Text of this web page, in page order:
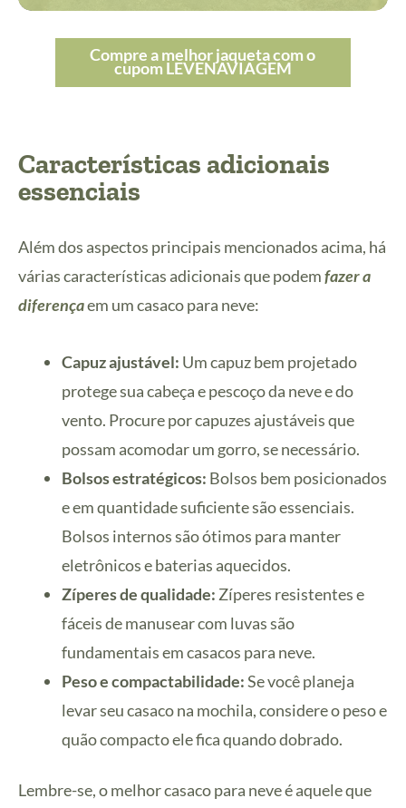
Compre a melhor jaqueta com o
cupom LEVENAVIAGEM
Características adicionais
essenciais
Além dos aspectos principais mencionados acima, há
várias características adicionais que podemfazer a
diferençaem um casaco para neve:
Capuz ajustável: Um capuz bem projetado
protege sua cabeça e pescoço da neve e do
vento. Procure por capuzes ajustáveis que
possam acomodar um gorro, se necessário.
Bolsos estratégicos: Bolsos bem posicionados
e em quantidade suficiente são essenciais.
Bolsos internos são ótimos para manter
eletrônicos e baterias aquecidos.
Zíperes de qualidade: Zíperes resistentes e
fáceis de manusear com luvas são
fundamentais em casacos para neve.
Peso e compactabilidade:Se você planeja
levar seu casaco na mochila, considere o peso e
quão compacto ele fica quando dobrado.
Lembre-se, o melhor casaco para neve é aquele que